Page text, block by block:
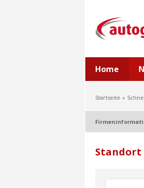
Home
Startseite